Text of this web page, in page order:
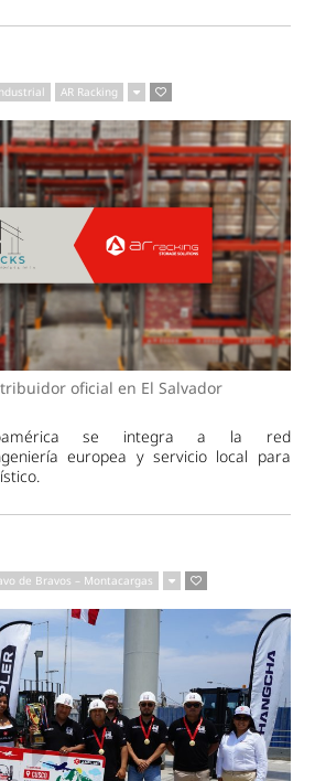
AR Racking
oficial en El Salvador
se integra a la red
europea y servicio local para
de Bravos – Montacargas